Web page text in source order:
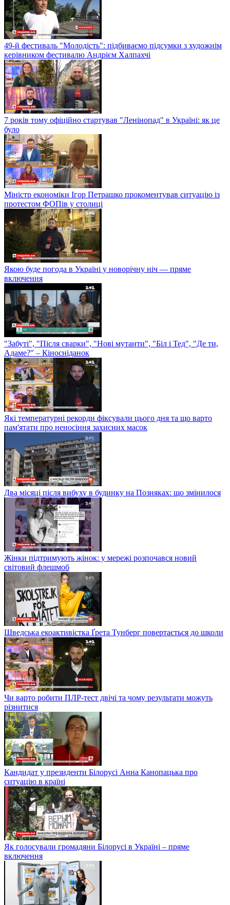
49-й фестиваль "Молодість": підбиваємо підсумки з художнім
керівником фестивалю Андрієм Халпахчі
7 років тому офіційно стартував "Ленінопад" в Україні: як це
було
Міністр економіки Ігор Петрашко прокоментував ситуацію із
протестом ФОПів у столиці
Якою буде погода в Україні у новорічну ніч — пряме
включення
"Забуті", "Після сварки", "Нові мутанти", "Біл і Тед", "Де ти,
Адаме?" – Кіносніданок
Які температурні рекорди фіксували цього дня та що варто
пам'ятати про неносіння захисних масок
Два місяці після вибуху в будинку на Позняках: що змінилося
Жінки підтримують жінок: у мережі розпочався новий
світовий флешмоб
Шведська екоактивістка Ґрета Тунберг повертається до школи
Чи варто робити ПЛР-тест двічі та чому результати можуть
різнитися
Кандидат у президенти Білорусі Анна Канопацька про
ситуацію в країні
Як голосували громадяни Білорусі в Україні – пряме
включення